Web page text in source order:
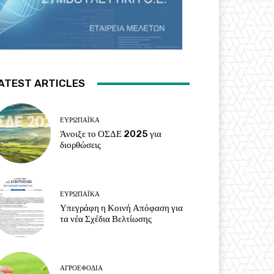
ARTICLES
ΕΥΡΩΠΑΪΚΆ
Άνοιξε το ΟΣΔΕ 2025 για
διορθώσεις
ΕΥΡΩΠΑΪΚΆ
Υπεγράφη η Κοινή Απόφαση για
τα νέα Σχέδια Βελτίωσης
ΑΓΡΟΕΦΌΔΙΑ